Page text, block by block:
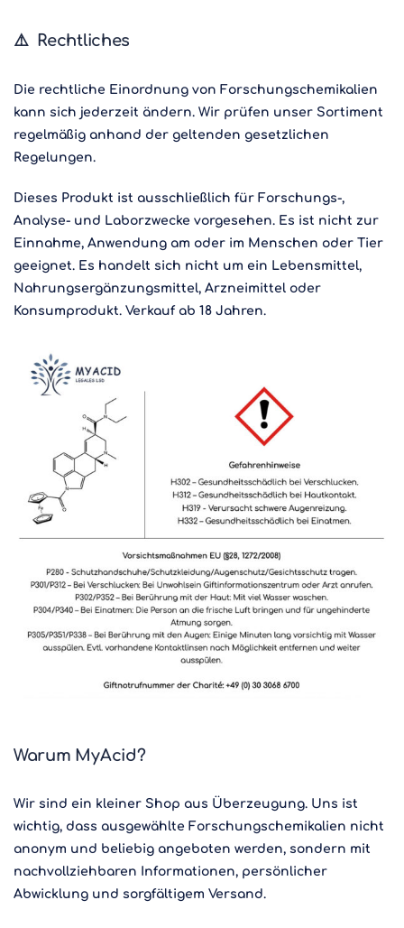
⚠️ Rechtliches
Die rechtliche Einordnung von Forschungschemikalien
kann sich jederzeit ändern. Wir prüfen unser Sortiment
regelmäßig anhand der geltenden gesetzlichen
Regelungen.
Dieses Produkt ist ausschließlich für Forschungs-,
Analyse- und Laborzwecke vorgesehen. Es ist nicht zur
Einnahme, Anwendung am oder im Menschen oder Tier
geeignet. Es handelt sich nicht um ein Lebensmittel,
Nahrungsergänzungsmittel, Arzneimittel oder
Konsumprodukt. Verkauf ab 18 Jahren.
Warum MyAcid?
Wir sind ein kleiner Shop aus Überzeugung. Uns ist
wichtig, dass ausgewählte Forschungschemikalien nicht
anonym und beliebig angeboten werden, sondern mit
nachvollziehbaren Informationen, persönlicher
Abwicklung und sorgfältigem Versand.